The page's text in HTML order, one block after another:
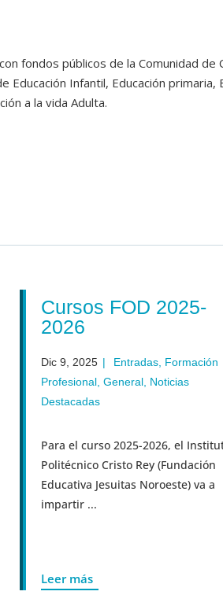
fondos públicos de la Comunidad de
Infantil, Educación primaria,
a la vida Adulta.
Cursos FOD 2025-
Dic 9, 2025 | Entradas,Formación
Profesional,General ,Noticias
Destacadas
Para el curso 2025-2026, el Instituto
Politécnico Cristo Rey (Fundación
Educativa Jesuitas Noroeste) va a
impartir ...
Leer más